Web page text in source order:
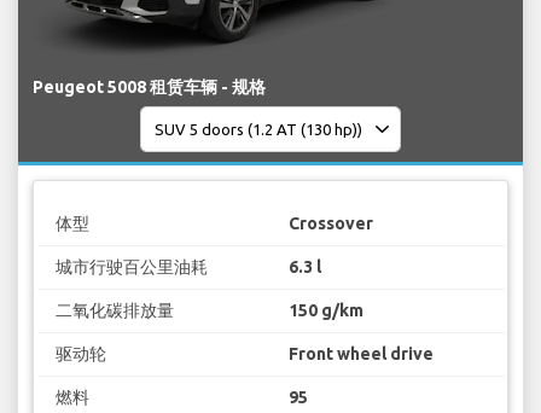
Peugeot 5008 租赁车辆 - 规格
体型 Crossover
城市行驶百公里油耗 6.3 l
二氧化碳排放量 150 g/km
驱动轮 Front wheel drive
燃料 95